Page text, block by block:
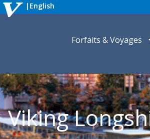
| English
Forfaits & Voyages
Viking